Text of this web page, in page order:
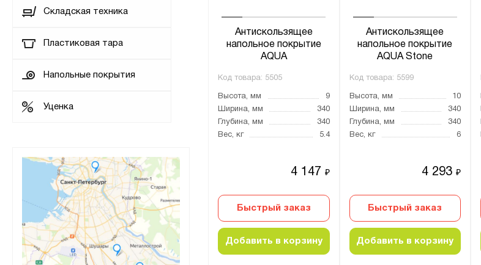
Складская техника
Пластиковая тара
Напольные покрытия
Уценка
Антискользящее
напольное покрытие
AQUA
Код товара: 5505
Высота, мм
9
Ширина, мм
340
Глубина, мм
340
Вес, кг
5.4
4 147 ₽
Быстрый заказ
Добавить в корзину
Антискользящее
напольное покрытие
AQUA Stone
Код товара: 5599
Высота, мм
10
Ширина, мм
340
Глубина, мм
340
Вес, кг
6
4 293₽
Быстрый заказ
Добавить в корзину